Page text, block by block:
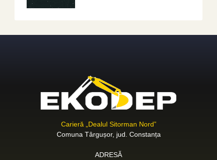
Carieră „Dealul Sitorman Nord”
Comuna Târgușor, jud. Constanța
ADRESĂ